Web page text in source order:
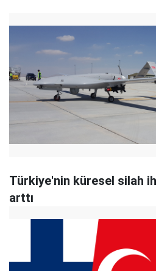
Türkiye'nin küresel silah
arttı